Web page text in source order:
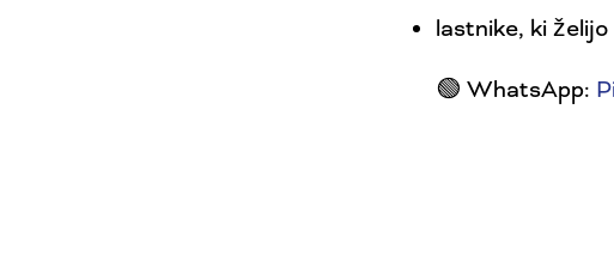
lastnike, ki
🟢 WhatsApp: